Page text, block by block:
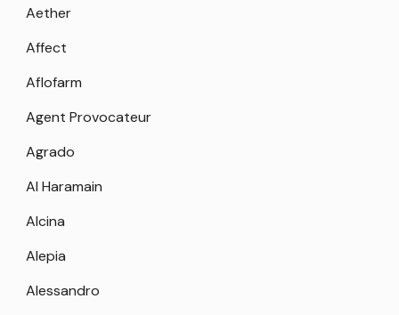
Aether
Affect
Aflofarm
Agent Provocateur
Agrado
Al Haramain
Alcina
Alepia
Alessandro